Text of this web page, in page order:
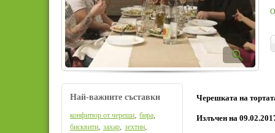
Черешката на
Излъчен на
Най-важните съставки
конфитюр от череши, бира,
бисквити, захар, зехтин,